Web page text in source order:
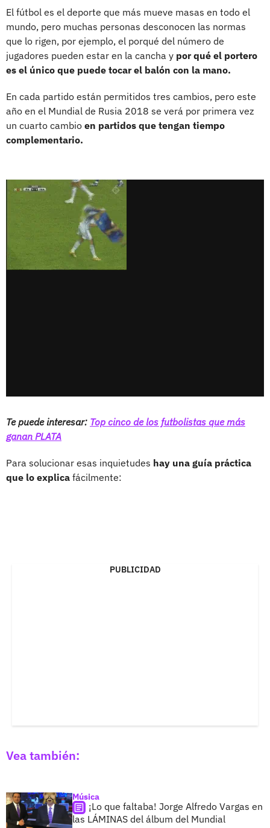
El fútbol es el deporte que más mueve masas en todo el
mundo, pero muchas personas desconocen las normas
que lo rigen, por ejemplo, el porqué del número de
jugadores pueden estar en la cancha y por qué el portero
es el único que puede tocar el balón con la mano.
En cada partido están permitidos tres cambios, pero este
año en el Mundial de Rusia 2018 se verá por primera vez
un cuarto cambio en partidos que tengan tiempo
complementario.
Te puede interesar: Top cinco de los futbolistas que más
ganan PLATA
Para solucionar esas inquietudes hay una guía práctica
que lo explica fácilmente:
PUBLICIDAD
Vea también:
Música
¡Lo que faltaba! Jorge Alfredo Vargas en
las LÁMINAS del álbum del Mundial